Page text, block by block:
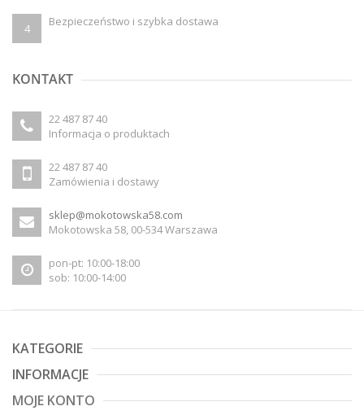
4 Bezpieczeństwo i szybka dostawa
KONTAKT
22 487 87 40
Informacja o produktach
22 487 87 40
Zamówienia i dostawy
sklep@mokotowska58.com
Mokotowska 58, 00-534 Warszawa
pon-pt: 10:00-18:00
sob: 10:00-14:00
KATEGORIE
INFORMACJE
MOJE KONTO